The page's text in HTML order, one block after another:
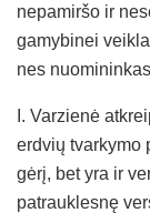
nepamiršo ir
gamybinei
nes
I. Varzienė
erdvių tvarkymo
gėrį, bet yra ir
patrauklesnę